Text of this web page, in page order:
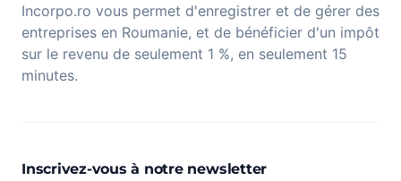
Incorpo.ro vous permet d'enregistrer et de gérer des
entreprises en Roumanie, et de bénéficier d'un impôt
sur le revenu de seulement 1 %, en seulement 15
minutes.
Inscrivez-vous à notre newsletter